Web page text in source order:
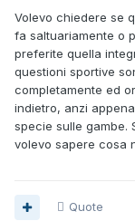
Volevo chiedere se
fa saltuariamente o
preferite quella
questioni sportive
completamente ed
indietro, anzi
specie sulle gambe.
volevo sapere cosa
Quote